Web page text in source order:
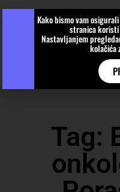
Tag:
Kako bismo vam
stranica koristi
Nastavljanjem
kolačića